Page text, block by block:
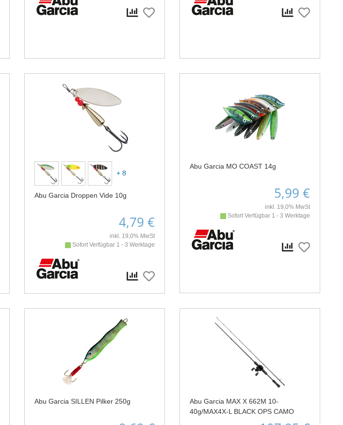
+ 8
Abu Garcia Droppen Vide 10g
4,79 €
inkl. 19,0% MwSt
Sofort Verfügbar 1 - 3 Werktage
Abu Garcia MO COAST 14g
5,99 €
inkl. 19,0% MwSt
Sofort Verfügbar 1 - 3 Werktage
Abu Garcia SILLEN Pilker 250g
Abu Garcia MAX X 662M 10-
40g/MAX4X-L BLACK OPS CAMO